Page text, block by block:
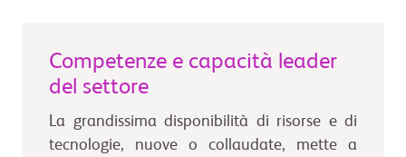
Competenze e capacità leader
del settore
La grandissima disponibilità di risorse e di
tecnologie, nuove o collaudate, mette a